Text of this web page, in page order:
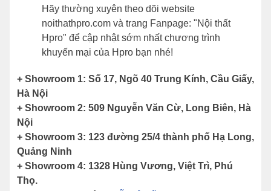
Hãy thường xuyên theo dõi website
noithathpro.com và trang Fanpage: "Nội thất
Hpro" để cập nhật sớm nhất chương trình
khuyến mại của Hpro bạn nhé!
+ Showroom 1: Số 17, Ngõ 40 Trung Kính, Cầu Giấy,
Hà Nội
+ Showroom 2: 509 Nguyễn Văn Cừ, Long Biên, Hà
Nội
+ Showroom 3: 123 đường 25/4 thành phố Hạ Long,
Quảng Ninh
+ Showroom 4: 1328 Hùng Vương, Việt Trì, Phú
Thọ.